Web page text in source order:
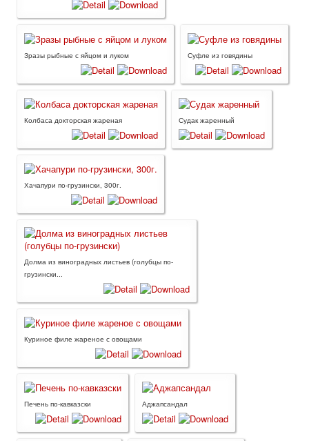
Зразы рыбные с яйцом и луком Суфле из говядины
Колбаса докторская жареная Судак жаренный
Хачапури по-грузински, 300г.
Долма из виноградных листьев (голубцы по-
грузински...
Куриное филе жареное с овощами
Печень по-кавказски Аджапсандал